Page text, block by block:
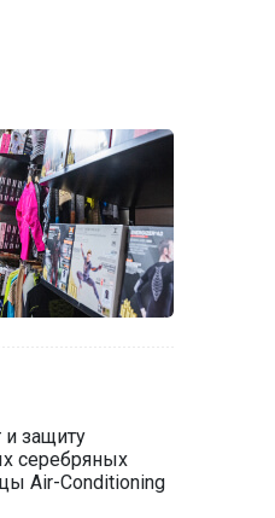
и защиту
серебряных
Air-Conditioning